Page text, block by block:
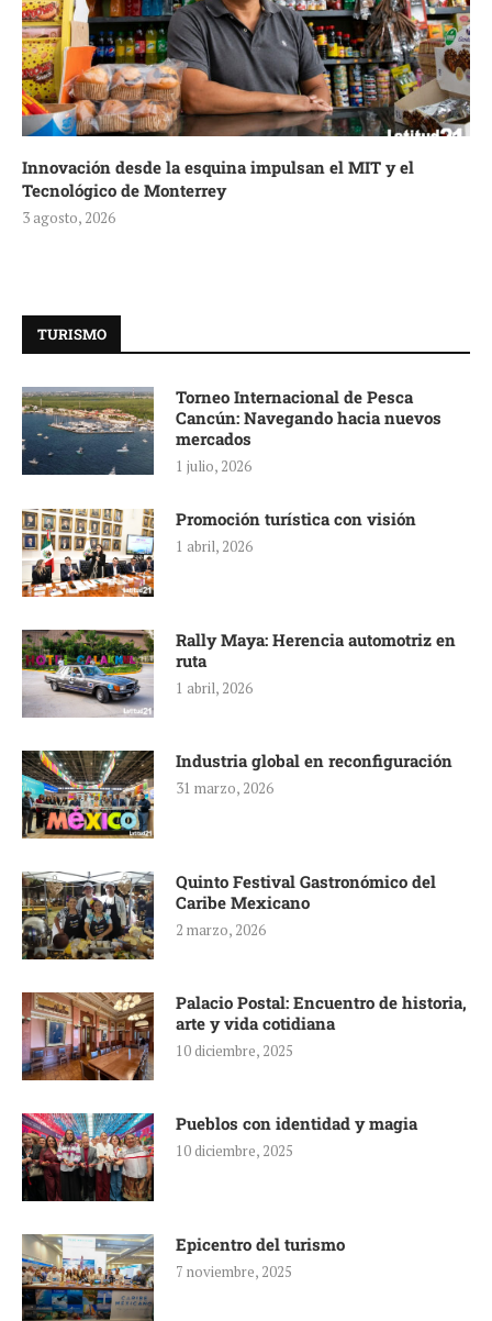
Innovación desde la esquina impulsan el MIT y el
Tecnológico de Monterrey
3 agosto, 2026
TURISMO
Torneo Internacional de Pesca
Cancún: Navegando hacia nuevos
mercados
1 julio, 2026
Promoción turística con visión
1 abril, 2026
Rally Maya: Herencia automotriz en
ruta
1 abril, 2026
Industria global en reconfiguración
31 marzo, 2026
Quinto Festival Gastronómico del
Caribe Mexicano
2 marzo, 2026
Palacio Postal: Encuentro de historia,
arte y vida cotidiana
10 diciembre, 2025
Pueblos con identidad y magia
10 diciembre, 2025
Epicentro del turismo
7 noviembre, 2025